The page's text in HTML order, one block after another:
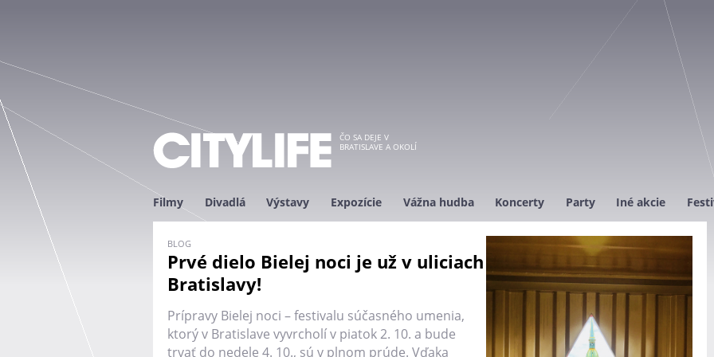
ČO SA DEJE V
BRATISLAVE A OKOLÍ
Filmy Divadlá Výstavy Expozície Vážna hudba Koncerty Party Iné akcie
Prvé dielo Bielej noci je už v uliciach
Bratislavy!
Prípravy Bielej noci – festivalu súčasného umenia,
ktorý v Bratislave vyvrcholí v piatok 2. 10. a bude
trvať do nedele 4. 10., sú v plnom prúde. Vďaka
BLOG